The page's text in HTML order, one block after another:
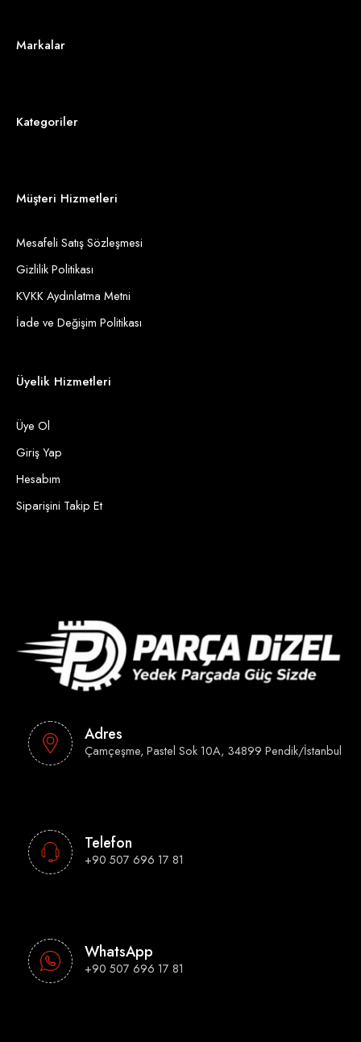
Markalar
Kategoriler
Müşteri Hizmetleri
Mesafeli Satış Sözleşmesi
Gizlilik Politikası
KVKK Aydınlatma Metni
İade ve Değişim Politikası
Üyelik Hizmetleri
Üye Ol
Giriş Yap
Hesabım
Siparişini Takip Et
Adres
Çamçeşme, Pastel Sok 10A, 34899 Pendik/İstanbul
Telefon
+90 507 696 17 81
WhatsApp
+90 507 696 17 81